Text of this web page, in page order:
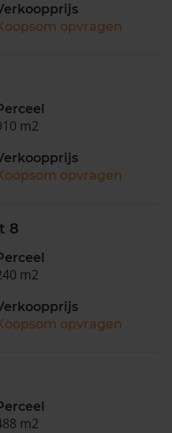
opvragen
m2
opvragen
8
m2
opvragen
m2